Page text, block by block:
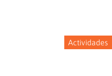
Actividades